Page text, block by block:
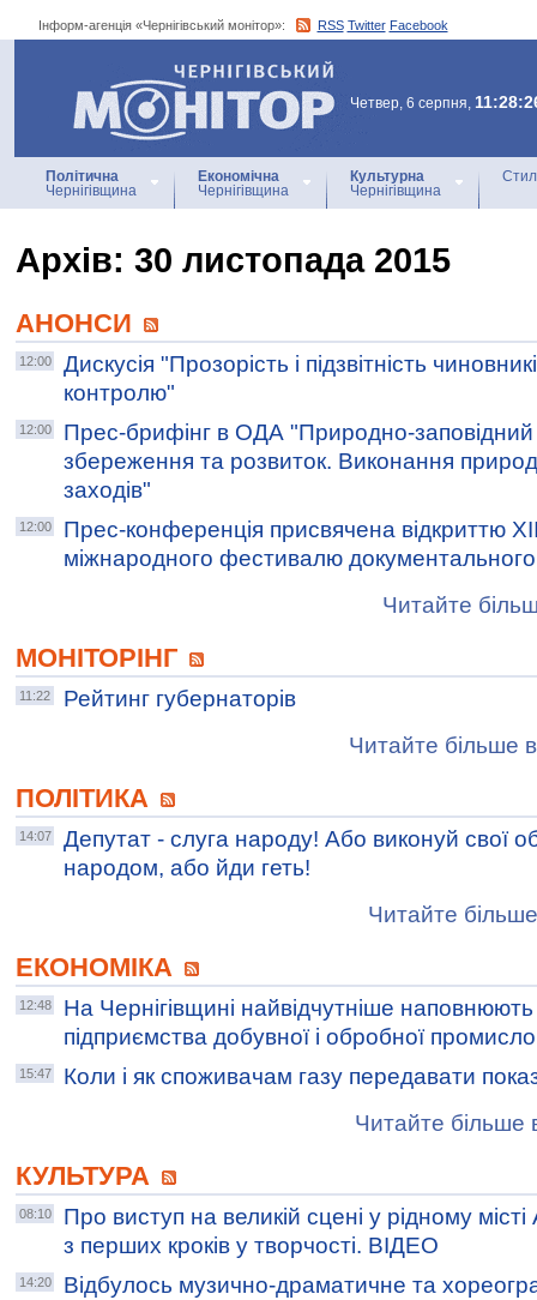
Інформ-агенція «Чернігівський монітор»: RSS Twitter Facebook
Інформ-агенція
«Чернігівський монітор»
Четвер, 6 серпня,
Політична
Чернігівщина
Економічна
Чернігівщина
Культурна
Чернігівщина
Архiв: 30 листопада 2015
АНОНСИ
12:00
Дискусія "Прозорість і підзвітність
контролю"
12:00
Прес-брифінг в ОДА "Природно-
збереження та розвиток. Виконання
заходів"
12:00
Прес-конференція присвячена відкриттю
міжнародного фестивалю документального
Читайте
МОНІТОРІНГ
11:22
Рейтинг губернаторів
Читайте більше
ПОЛІТИКА
14:07
Депутат - слуга народу! Або виконуй свої
народом, або йди геть!
Читайте
ЕКОНОМІКА
12:48
На Чернігівщині найвідчутніше
підприємства добувної і обробної
15:47
Коли і як споживачам газу передавати
Читайте більше
КУЛЬТУРА
08:10
Про виступ на великій сцені у рідному
з перших кроків у творчості. ВІДЕО
14:20
Відбулось музично-драматичне та